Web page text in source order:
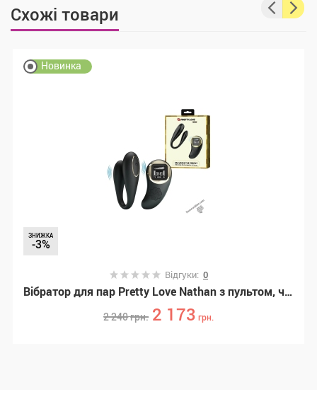
Схожі товари
Новинка
ЗНИЖКА
-3%
Відгуки: 0
Вібратор для пар Pretty Love Nathan з пультом, чорний, 9.5 см, (BI-014582W-LED)
2 240грн. 2 173 грн.